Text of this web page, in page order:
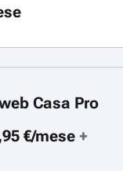
Casa Pro
€/mese+